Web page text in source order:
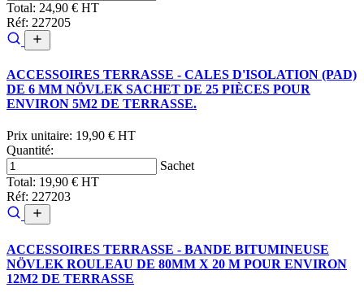
Total: 24,90 € HT
Réf: 227205
ACCESSOIRES TERRASSE - CALES D'ISOLATION (PAD)
DE 6 MM NÖVLEK SACHET DE 25 PIÈCES POUR
ENVIRON 5M2 DE TERRASSE.
Prix unitaire: 19,90 € HT
Quantité:
Sachet
Total: 19,90 € HT
Réf: 227203
ACCESSOIRES TERRASSE - BANDE BITUMINEUSE
NÖVLEK ROULEAU DE 80MM X 20 M POUR ENVIRON
12M2 DE TERRASSE